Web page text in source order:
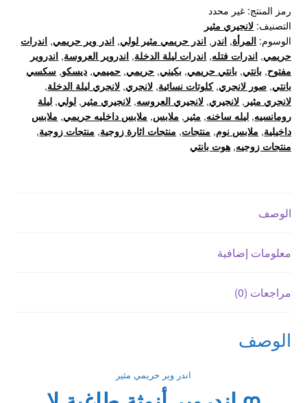
مثير
رمز المنتج: غير محدد
التصنيف: لانجيري مثير
الوسوم: المرأة, اندر , اندر حريمي مثير لولي, اندر وير حريمي, اندرات
حريمي, اندرات فتله, اندرات ليلة الدخلة, اندروير العروسة, اندروير
مفتوح, بانتي, بانتي حريمي, بكيني, حريمي, حميمي, ديسكو, سكسي
بانتي, صور لانجري,كلوتات نسائية, لانجري, لانجري ليلة الدخلة,
لانجري مثير , لانجيري, لانجيري العروسه, لانجيري مثير , لولي, ليلة
رومانسيه, ليله ساخنه, مثير , ملابس, ملابس داخليه حريمي, ملابس
داخيلية, ملابس نوم, منتجات, منتجات اثارة زوجية, منتجات زوجية,
منتجات زوجيه, هوت بانتي
الوصف
معلومات إضافية
مراجعات (0)
الوصف
اندر وير حريمي مثير